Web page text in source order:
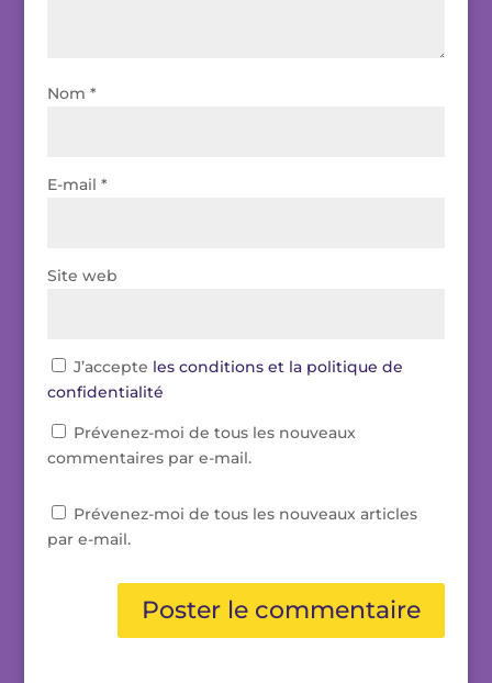
Nom *
E-mail *
Site web
J’accepte les conditions et la politique de
confidentialité
Prévenez-moi de tous les nouveaux
commentaires par e-mail.
Prévenez-moi de tous les nouveaux articles
par e-mail.